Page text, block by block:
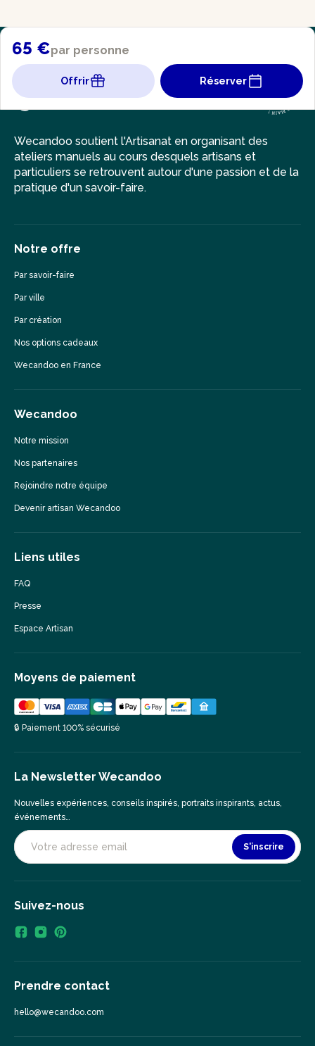
65 €par personne
Offrir Réserver
Wecandoo soutient l'Artisanat en organisant des
ateliers manuels au cours desquels artisans et
particuliers se retrouvent autour d'une passion et de la
pratique d'un savoir-faire.
Notre offre
Par savoir-faire
Par ville
Par création
Nos options cadeaux
Wecandoo en France
Wecandoo
Notre mission
Nos partenaires
Rejoindre notre équipe
Devenir artisan Wecandoo
Liens utiles
FAQ
Presse
Espace Artisan
Moyens de paiement
🔒 Paiement 100% sécurisé
La Newsletter Wecandoo
Nouvelles expériences, conseils inspirés, portraits inspirants, actus,
événements…
S'inscrire
Suivez-nous
Prendre contact
hello@wecandoo.com